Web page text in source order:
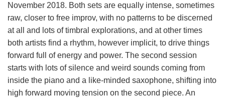
November 2018. Both sets are equally intense, sometimes
raw, closer to free improv, with no patterns to be discerned
at all and lots of timbral explorations, and at other times
both artists find a rhythm, however implicit, to drive things
forward full of energy and power. The second session
starts with lots of silence and weird sounds coming from
inside the piano and a like-minded saxophone, shifting into
high forward moving tension on the second piece. An